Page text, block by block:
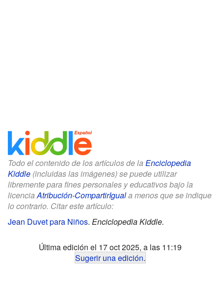
Todo el contenido de los artículos de la Enciclopedia
Kiddle (incluidas las imágenes) se puede utilizar
libremente para fines personales y educativos bajo la
licenciaAtribución-CompartirIguala menos que se indique
lo contrario. Citar este artículo:
Jean Duvet para Niños. Enciclopedia Kiddle.
Última edición el 17 oct 2025, a las 11:19
Sugerir una edición.